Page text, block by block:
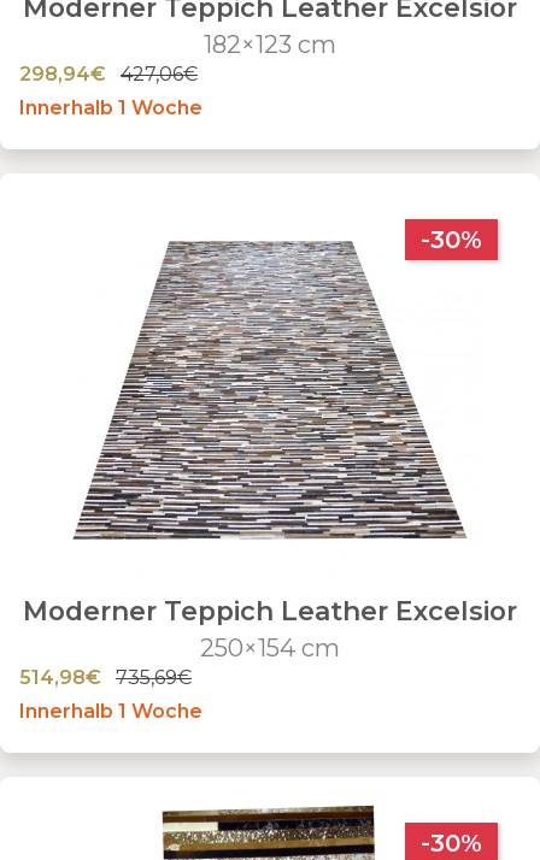
Moderner Teppich Leather Excelsior
182×123 cm
298,94€
427,06€
Innerhalb 1 Woche
-30%
Moderner Teppich Leather Excelsior
250×154 cm
514,98€
735,69€
Innerhalb 1 Woche
-30%